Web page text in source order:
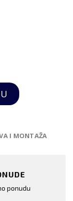
I MONTAŽA
ponudu